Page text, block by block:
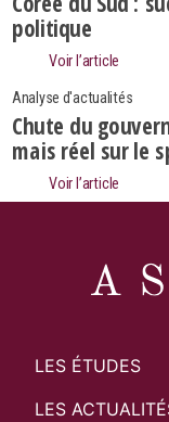
politique
Voir l’article
Analyse d'actualités
Chute du
mais réel sur le
Voir l’article
LES ÉTUDES
LES